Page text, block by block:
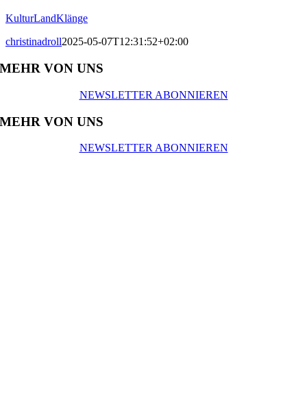
KulturLandKlänge
christinadroll2025-05-07T12:31:52+02:00
MEHR VON UNS
NEWSLETTER ABONNIEREN
MEHR VON UNS
NEWSLETTER ABONNIEREN